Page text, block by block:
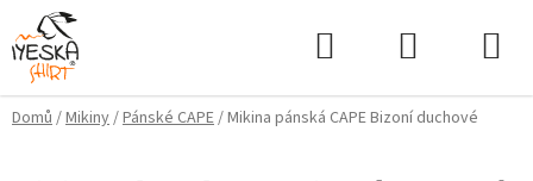
Přejít
na
obsah
Domů/Mikiny/Pánské CAPE/Mikina pánská CAPE Bizoní duchové